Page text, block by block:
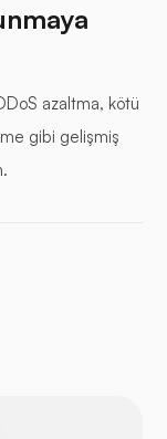
azaltma, kötü
gibi gelişmiş